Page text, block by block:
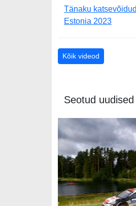
Tänaku
Estonia 2023
Kõik videod
Seotud uudised